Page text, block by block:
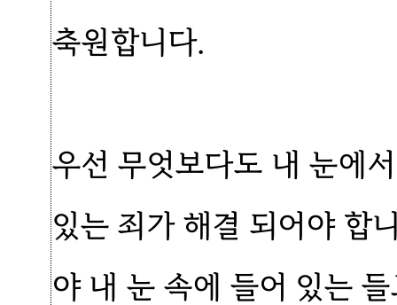
축원합니다.
우선 무엇보다도 내 눈에
있는 죄가 해결 되어야 합
야 내 눈 속에 들어 있는